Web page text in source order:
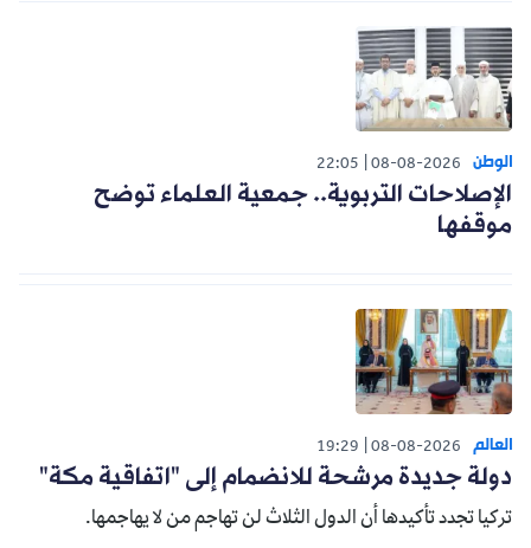
الوطن 08-08-2026
22:05
الإصلاحات التربوية.. جمعية العلماء توضح
موقفها
العالم 08-08-2026
19:29
دولة جديدة مرشحة للانضمام إلى "اتفاقية مكة"
تركيا تجدد تأكيدها أن الدول الثلاث لن تهاجم من لا يهاجمها.